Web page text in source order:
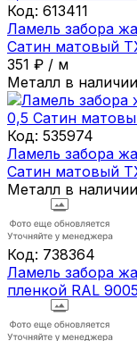
Код: 613411
Ламель забора
Сатин матовый
351 ₽ / м
Металл в наличии
Код: 535974
Ламель забора
Сатин матовый
Металл в наличии
Код: 738364
Ламель забора
пленкой RAL